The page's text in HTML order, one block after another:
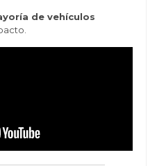
de vehículos